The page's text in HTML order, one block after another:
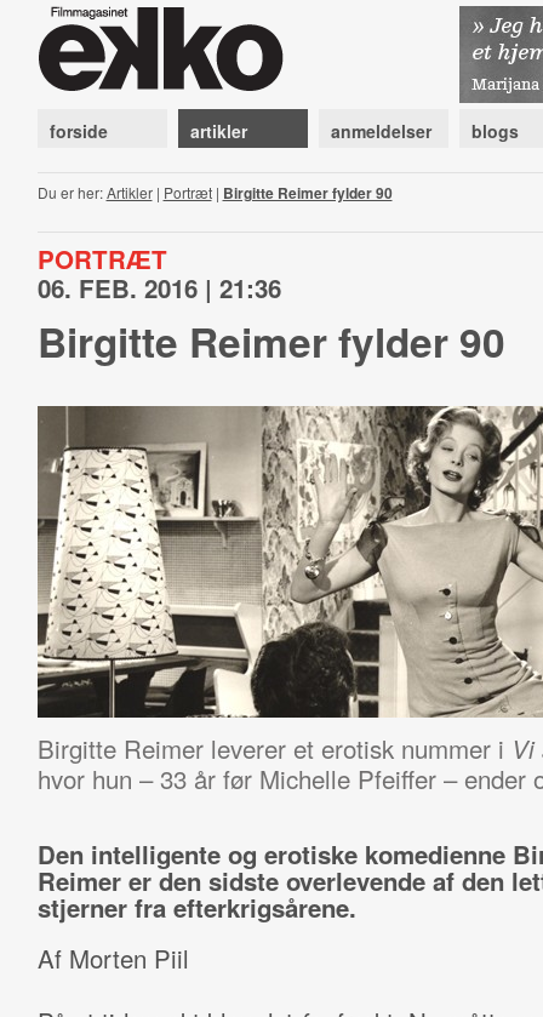
forside artikler anmeldelser blogs
Du er her:Artikler| Portræt| Birgitte Reimer fylder 90
PORTRÆT
06. FEB. 2016 | 21:36
Birgitte Reimer fylder 90
Birgitte Reimer leverer et erotisk nummer i Vi
hvor hun – 33 år før Michelle Pfeiffer – ender
Den intelligente og erotiske komedienne
Reimer er den sidste overlevende af den
stjerner fra efterkrigsårene.
Af Morten Piil